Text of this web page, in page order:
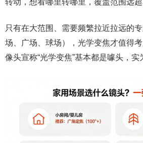
转动，想看哪里转哪里，覆盖范围远超
只有在大范围、需要频繁拉近拉远的
场、广场、球场），光学变焦才值得
像头宣称“光学变焦”基本都是噱头，实